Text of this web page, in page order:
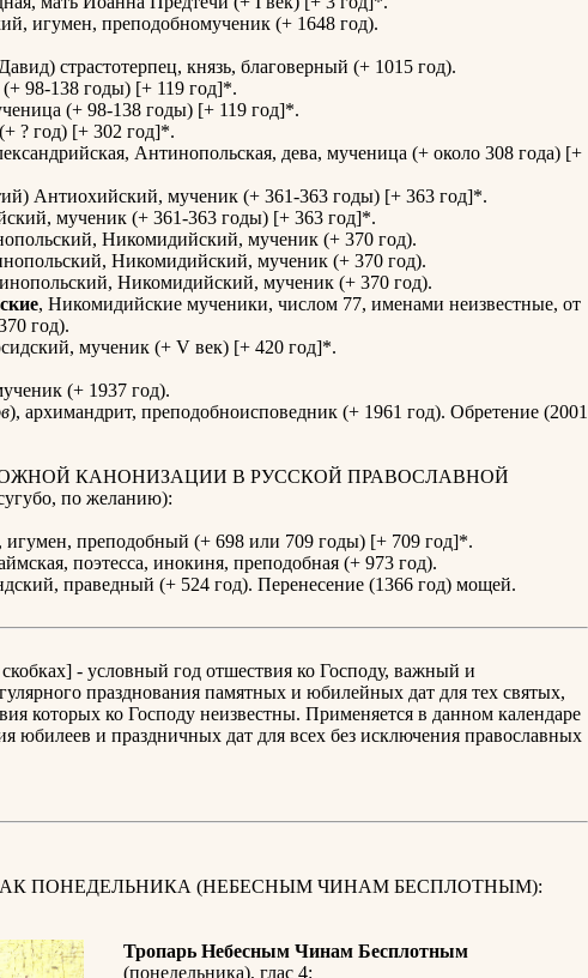
игумен, преподобномученик (+ 1648 год).
страстотерпец, князь, благоверный (+ 1015 год).
98-138 годы) [+ 119 год]*.
(+ 98-138 годы) [+ 119 год]*.
? год) [+ 302 год]*.
Антинопольская, дева, мученица (+ около 308 года) [+
Антиохийский, мученик (+ 361-363 годы) [+ 363 год]*.
мученик (+ 361-363 годы) [+ 363 год]*.
Никомидийский, мученик (+ 370 год).
Никомидийский, мученик (+ 370 год).
Никомидийский, мученик (+ 370 год).
, Никомидийские мученики, числом 77, именами неизвестные, от
год).
мученик (+ V век) [+ 420 год]*.
(+ 1937 год).
), архимандрит, преподобноисповедник (+ 1961 год). Обретение (2001
КАНОНИЗАЦИИ В РУССКОЙ ПРАВОСЛАВНОЙ
по желанию):
преподобный (+ 698 или 709 годы) [+ 709 год]*.
поэтесса, инокиня, преподобная (+ 973 год).
праведный (+ 524 год). Перенесение (1366 год) мощей.
- условный год отшествия ко Господу, важный и
празднования памятных и юбилейных дат для тех святых,
которых ко Господу неизвестны. Применяется в данном календаре
юбилеев и праздничных дат для всех без исключения православных
ПОНЕДЕЛЬНИКА (НЕБЕСНЫМ ЧИНАМ БЕСПЛОТНЫМ):
Тропарь Небесным Чинам Бесплотным
(понедельника), глас 4: